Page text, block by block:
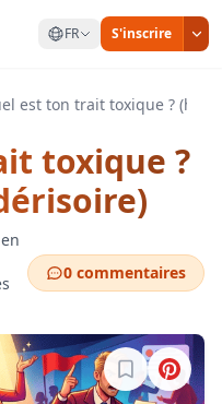
FR S'inscrire
est ton trait toxique ?
toxique ?
0 commentaires